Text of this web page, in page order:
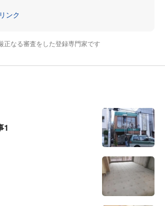
ンク
正なる審査をした登録専門家です
1